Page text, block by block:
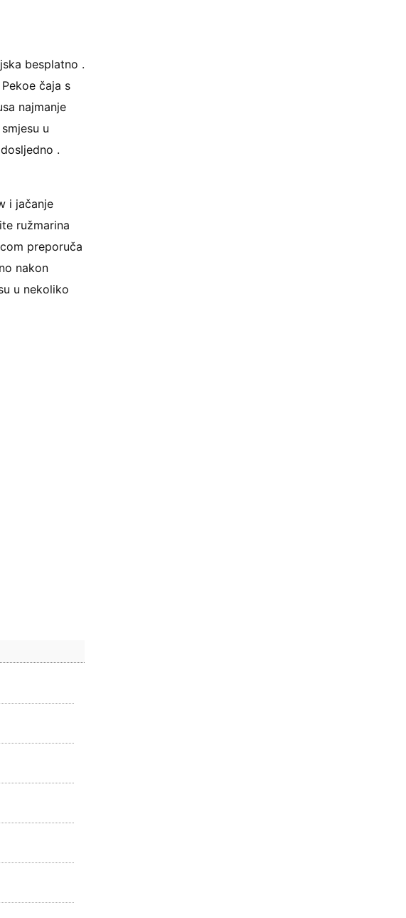
besplatno .
čaja s
najmanje
u
.
i jačanje
ružmarina
preporuča
nakon
u nekoliko